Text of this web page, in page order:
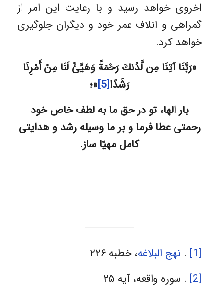
اخروی خواهد رسید و با رعایت این امر از
گمراهی و اتلاف عمر خود و دیگران جلوگیری
خواهد کرد.
«رَبَّنَا آتِنَا مِن لَّدُنكَ رَحْمَةً وَهَيِّئْ لَنَا مِنْ أَمْرِنَا
رَشَدًا[5]
»؛
بار الها، تو در حق ما به لطف خاص خود
رحمتی عطا فرما و بر ما وسیله رشد و هدایتی
کامل مهیّا ساز.
[1]
. نهج البلاغه، خطبه ۲۲۶
[2]
. سوره واقعه، آیه ۲۵